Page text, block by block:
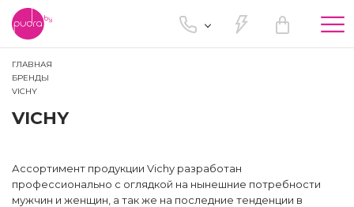
ГЛАВНАЯ
БРЕНДЫ
VICHY
VICHY
Ассортимент продукции Vichy разработан
профессионально с оглядкой на нынешние потребности
мужчин и женщин, а так же на последние тенденции в